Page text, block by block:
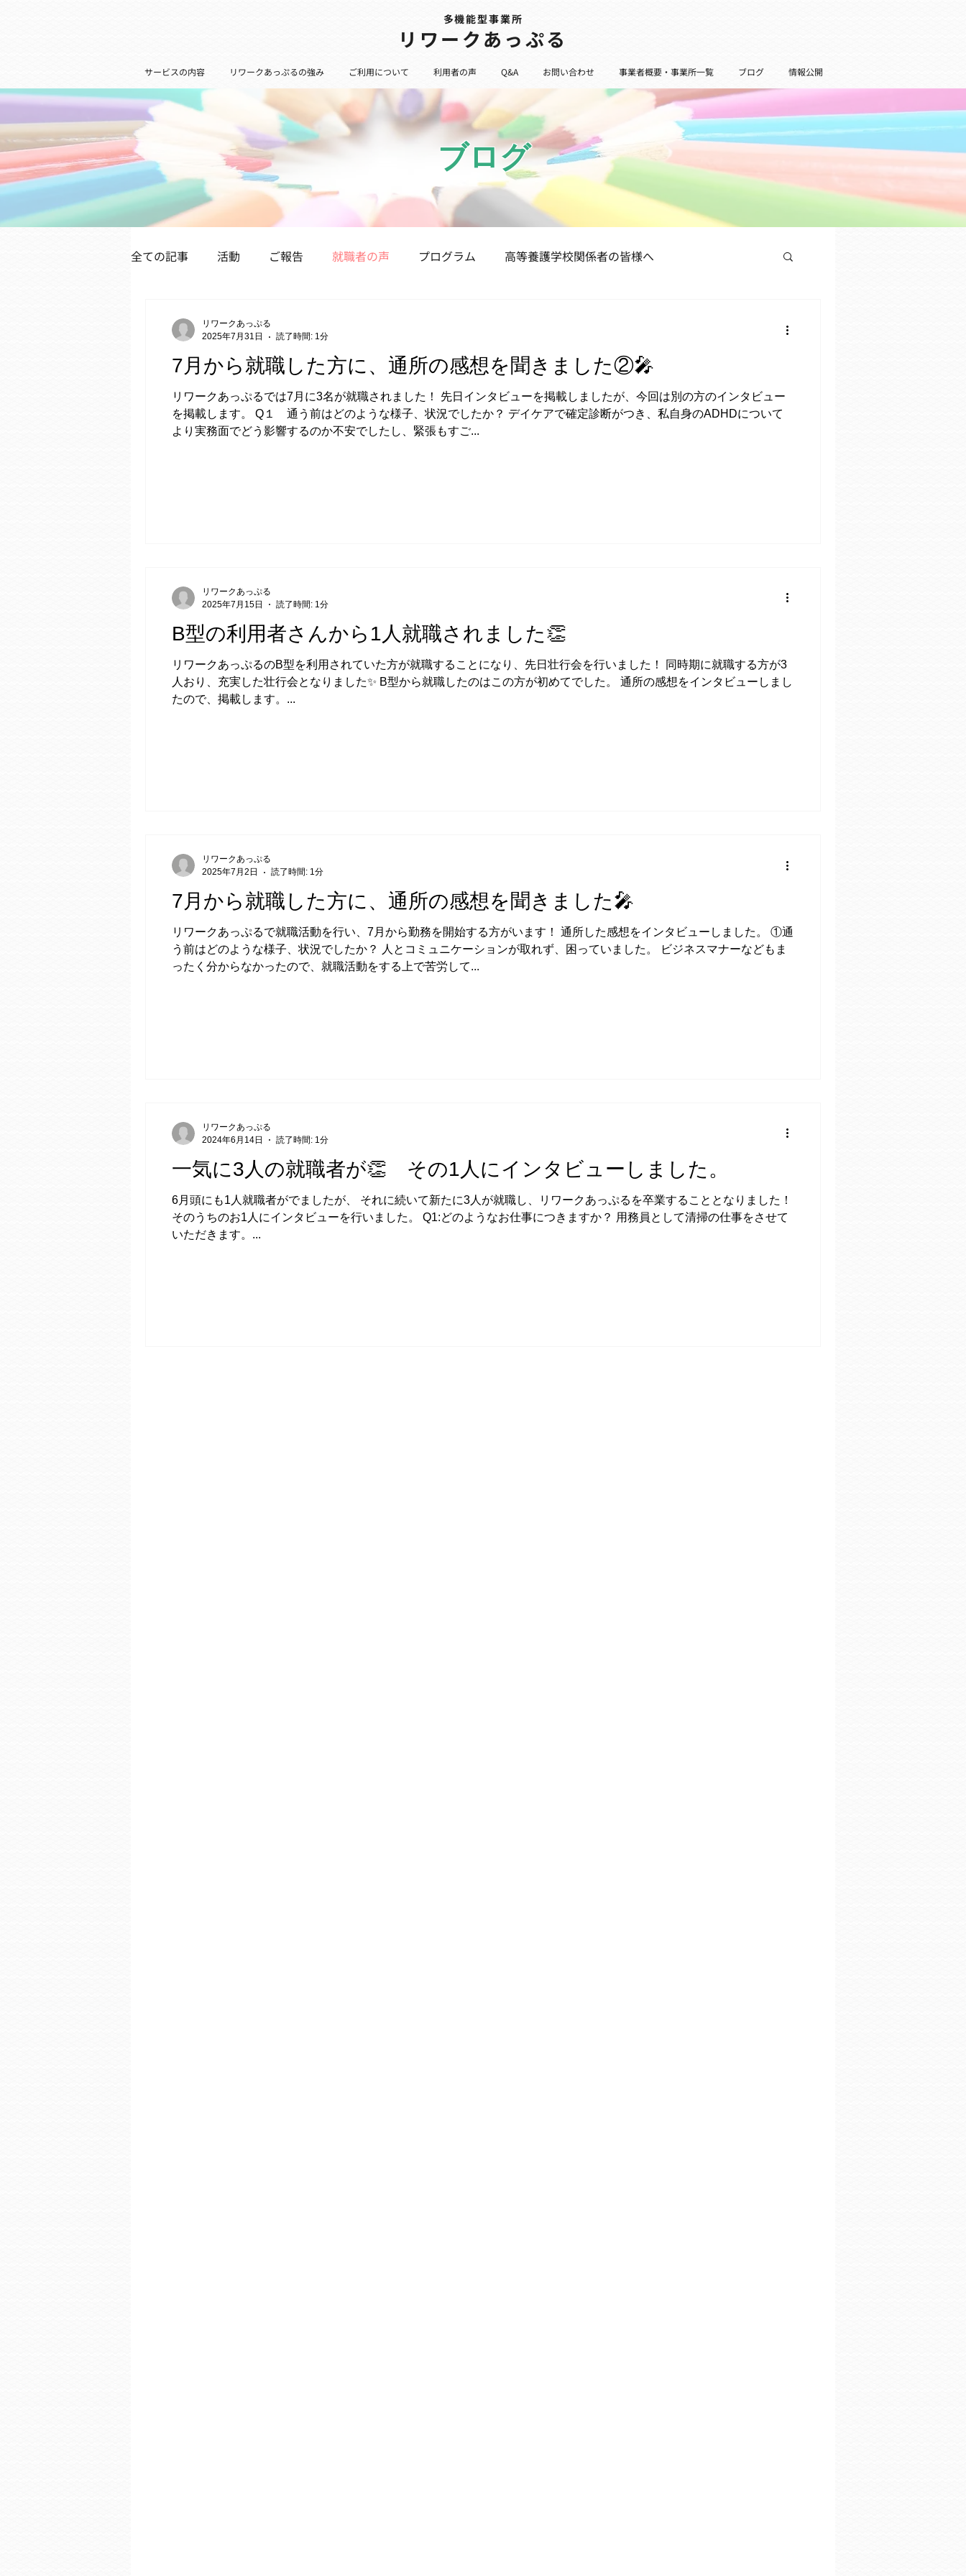
多機能型事業所
​リワークあっぷる
サービスの内容 リワークあっぷるの強み ご利用について 利用者の声 Q&A お問い合わせ 事業者概要・事業所一覧 ブログ 情報公開
ブログ
全ての記事 活動 ご報告 就職者の声 プログラム 高等養護学校関係者の皆様へ
7月から就職した方に、通所の感想を聞きました②🎤
リワークあっぷるでは7月に3名が就職されました！ 先日インタビューを掲載しましたが、今回は別の方のインタビュー
を掲載します。 Q１ 通う前はどのような様子、状況でしたか？ デイケアで確定診断がつき、私自身のADHDについて
より実務面でどう影響するのか不安でしたし、緊張もすご...
リワークあっぷる
2025年7月31日
読了時間: 1分
B型の利用者さんから1人就職されました👏
リワークあっぷるのB型を利用されていた方が就職することになり、先日壮行会を行いました！ 同時期に就職する方が3
人おり、充実した壮行会となりました✨ B型から就職したのはこの方が初めてでした。 通所の感想をインタビューしまし
たので、掲載します。...
リワークあっぷる
2025年7月15日
読了時間: 1分
7月から就職した方に、通所の感想を聞きました🎤
リワークあっぷるで就職活動を行い、7月から勤務を開始する方がいます！ 通所した感想をインタビューしました。 ①通
う前はどのような様子、状況でしたか？ 人とコミュニケーションが取れず、困っていました。 ビジネスマナーなどもま
ったく分からなかったので、就職活動をする上で苦労して...
リワークあっぷる
2025年7月2日
読了時間: 1分
一気に3人の就職者が👏 その1人にインタビューしました。
6月頭にも1人就職者がでましたが、 それに続いて新たに3人が就職し、リワークあっぷるを卒業することとなりました！
そのうちのお1人にインタビューを行いました。 Q1:どのようなお仕事につきますか？ 用務員として清掃の仕事をさせて
いただきます。...
リワークあっぷる
2024年6月14日
読了時間: 1分